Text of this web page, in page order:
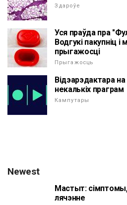
Здароўе
Уся праўда пра
Водгукі пакупніц
прыгажосці
Прыгажосць
Відэарэдактара
некалькіх праграм
Кампутары
Newest
Мастыт: сімптомы,
лячэнне